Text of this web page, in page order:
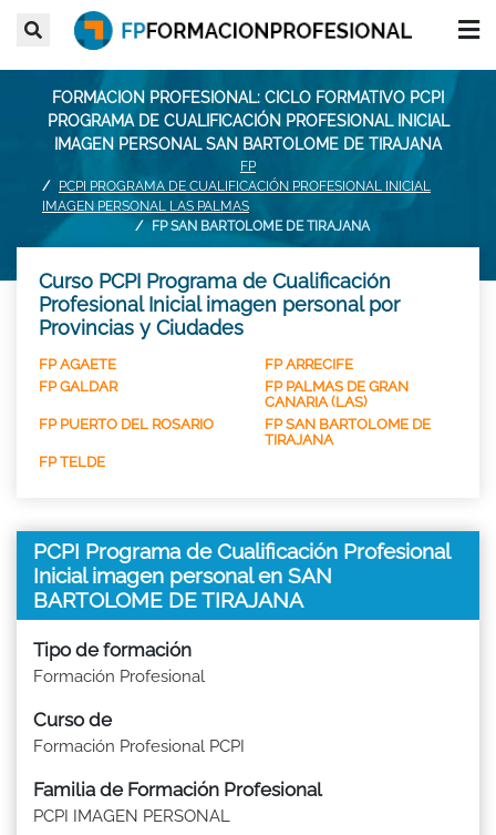
FORMACION PROFESIONAL: CICLO FORMATIVO PCPI
PROGRAMA DE CUALIFICACIÓN PROFESIONAL INICIAL
IMAGEN PERSONAL SAN BARTOLOME DE TIRAJANA
FP
PCPI PROGRAMA DE CUALIFICACIÓN PROFESIONAL INICIAL
IMAGEN PERSONAL LAS PALMAS
FP SAN BARTOLOME DE TIRAJANA
Curso PCPI Programa de Cualificación
Profesional Inicial imagen personal por
Provincias y Ciudades
FP AGAETE
FP ARRECIFE
FP GALDAR
FP PALMAS DE GRAN
CANARIA (LAS)
FP PUERTO DEL ROSARIO
FP SAN BARTOLOME DE
TIRAJANA
FP TELDE
PCPI Programa de Cualificación Profesional
Inicial imagen personal en SAN
BARTOLOME DE TIRAJANA
Tipo de formación
Formación Profesional
Curso de
Formación Profesional PCPI
Familia de Formación Profesional
PCPI IMAGEN PERSONAL